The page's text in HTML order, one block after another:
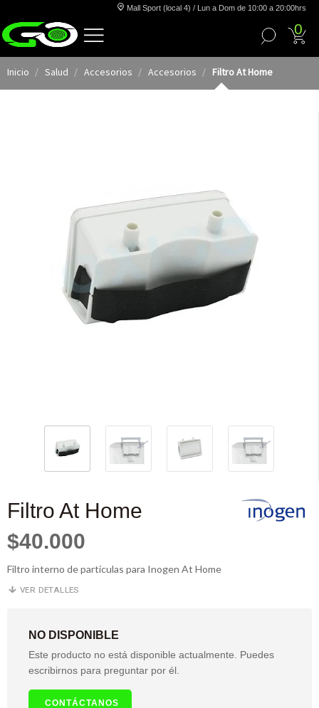
Mall Sport (local 4) / Lun a Dom de 10:00 a 20:00hrs
0
Inicio Salud Accesorios Accesorios Filtro At Home
Filtro At Home
$40.000
Filtro interno de partículas para Inogen At Home
VER DETALLES
NO DISPONIBLE
Este producto no está disponible actualmente. Puedes
escribirnos para preguntar por él.
CONTÁCTANOS